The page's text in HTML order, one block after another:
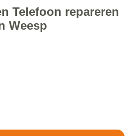
Telefoon repareren
Weesp